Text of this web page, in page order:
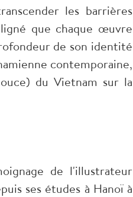
les barrières
que chaque œuvre
de son identité
contemporaine,
du Vietnam sur la
de l'illustrateur
ses études à Hanoï à